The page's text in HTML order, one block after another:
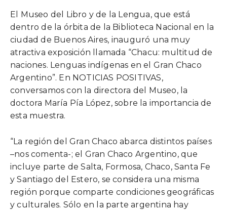
El Museo del Libro y de la Lengua, que está
dentro de la órbita de la Biblioteca Nacional en la
ciudad de Buenos Aires, inauguró una muy
atractiva exposición llamada “Chacu: multitud de
naciones. Lenguas indígenas en el Gran Chaco
Argentino”. En NOTICIAS POSITIVAS,
conversamos con la directora del Museo, la
doctora María Pía López, sobre la importancia de
esta muestra.
“La región del Gran Chaco abarca distintos países
–nos comenta-; el Gran Chaco Argentino, que
incluye parte de Salta, Formosa, Chaco, Santa Fe
y Santiago del Estero, se considera una misma
región porque comparte condiciones geográficas
y culturales. Sólo en la parte argentina hay